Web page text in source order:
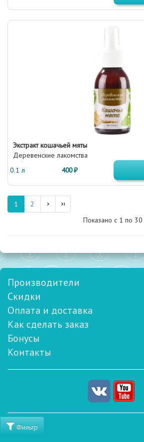
Экстракт кошачьей мяты
Деревенские лакомства
0.1 л
400 ₽
1
2
Показано с 1 по 30
Производители
Скидки
Оплата и доставка
Как сделать заказ
Бонусы
Контакты
Фильтр